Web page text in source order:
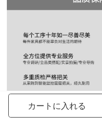
カートに入れる